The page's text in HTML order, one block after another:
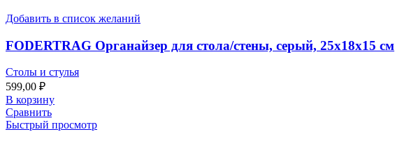
Добавить в список желаний
FODERTRAG Органайзер для стола/стены, серый, 25x18x15 см
Столы и стулья
599,00 ₽
В корзину
Сравнить
Быстрый просмотр